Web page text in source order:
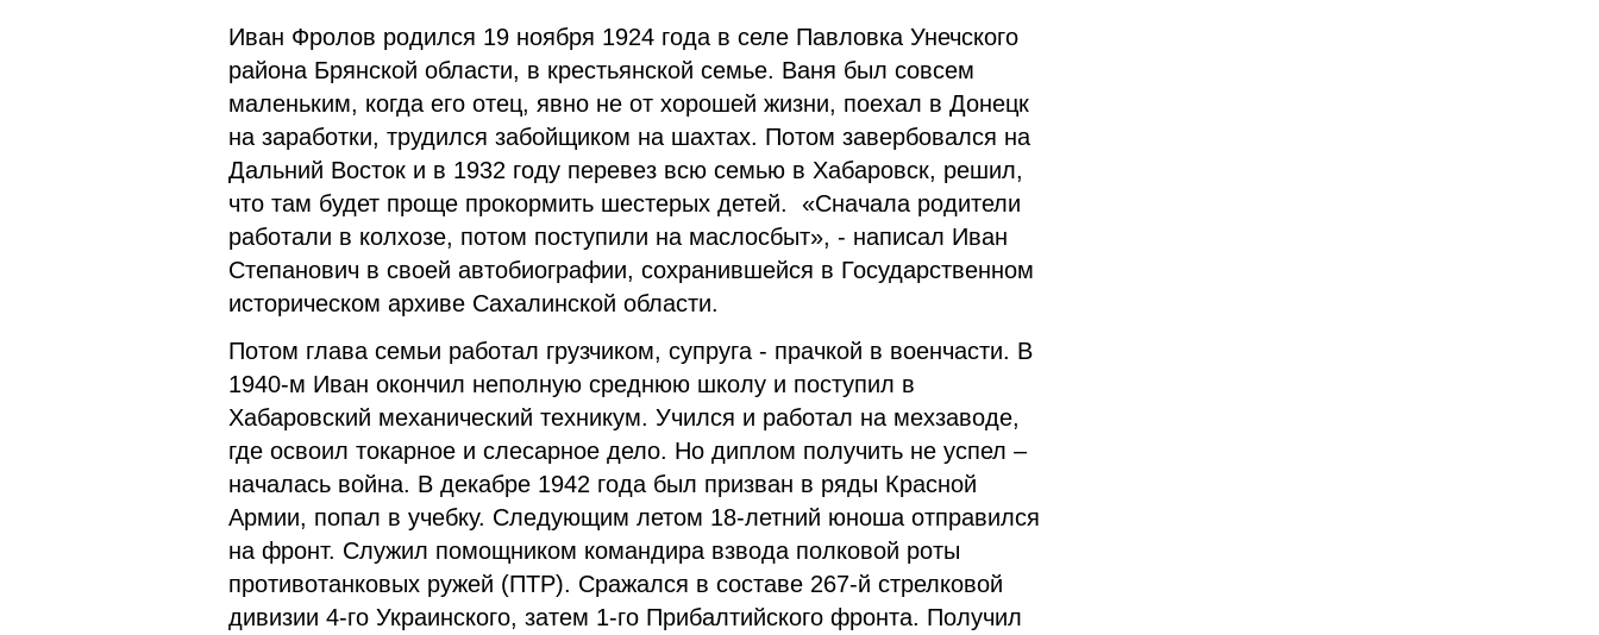
Иван Фролов родился 19 ноября 1924 года в селе Павловка Унечского
района Брянской области, в крестьянской семье. Ваня был совсем
маленьким, когда его отец, явно не от хорошей жизни, поехал в Донецк
на заработки, трудился забойщиком на шахтах. Потом завербовался на
Дальний Восток и в 1932 году перевез всю семью в Хабаровск, решил,
что там будет проще прокормить шестерых детей. «Сначала родители
работали в колхозе, потом поступили на маслосбыт», - написал Иван
Степанович в своей автобиографии, сохранившейся в Государственном
историческом архиве Сахалинской области.
Потом глава семьи работал грузчиком, супруга - прачкой в военчасти. В
1940-м Иван окончил неполную среднюю школу и поступил в
Хабаровский механический техникум. Учился и работал на мехзаводе,
где освоил токарное и слесарное дело. Но диплом получить не успел –
началась война. В декабре 1942 года был призван в ряды Красной
Армии, попал в учебку. Следующим летом 18-летний юноша отправился
на фронт. Служил помощником командира взвода полковой роты
противотанковых ружей (ПТР). Сражался в составе 267-й стрелковой
дивизии 4-го Украинского, затем 1-го Прибалтийского фронта. Получил